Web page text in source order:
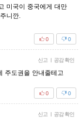
미국이 중국에게 대만
니깐.
0
0
신고 | 공감 확인
주도권을 안내줄테고
0
0
신고 | 공감 확인